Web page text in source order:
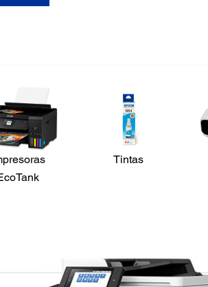
Tintas